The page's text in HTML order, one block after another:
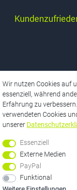
*
**
Unabhängig von
als Verbraucher eine
Wir nutzen Cookies auf
essenziell, während
Erfahrung zu
verwendeten Cookies
unserer
Essenziell
Externe Medien
PayPal
Funktional